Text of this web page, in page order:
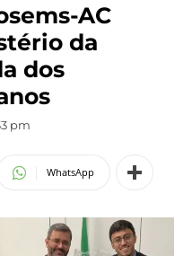
AC
da
dos
pm
WhatsApp